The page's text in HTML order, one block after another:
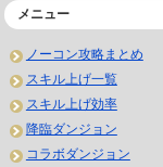
メニュー
ノーコン攻略まとめ
スキル上げ一覧
スキル上げ効率
降臨ダンジョン
コラボダンジョン